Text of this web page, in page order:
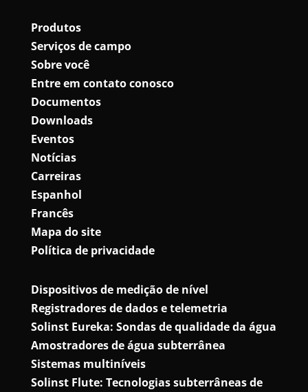
Produtos
Serviços de campo
Sobre você
Entre em contato conosco
Documentos
Downloads
Eventos
Notícias
Carreiras
Espanhol
Francês
Mapa do site
Política de privacidade
Dispositivos de medição de nível
Registradores de dados e telemetria
Solinst Eureka: Sondas de qualidade da água
Amostradores de água subterrânea
Sistemas multiníveis
Solinst Flute: Tecnologias subterrâneas de